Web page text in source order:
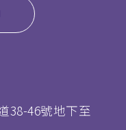
38-46號地下至